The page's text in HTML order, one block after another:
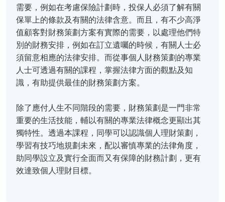
需要，例如在考慮保險計劃時，投保人必須了解有關
保單上的條款及有關的法律含意。而且，有不少高淨
值顧客對財務策劃方案有實際的需要，以處理他們特
別的財務安排，例如在訂立遺囑的時候，有關人士必
須留意相應的法律安排。而從事個人財務策劃的專業
人士可透過有關的課程，掌握法律方面的觀點及知
識，有助提供最佳的財務策劃方案。
除了應付人生不同階段的需要，財務策劃是一門非常
重要的生活技能，輔以有關的專業法律概念更顯出其
獨特性。透過本課程，同學可以認識個人理財策劃，
學習有技巧地規劃未來，配以審慎專業的法律角度，
助同學設立及實行全面而又有保障的財務計劃，更有
效達致個人理財目標。